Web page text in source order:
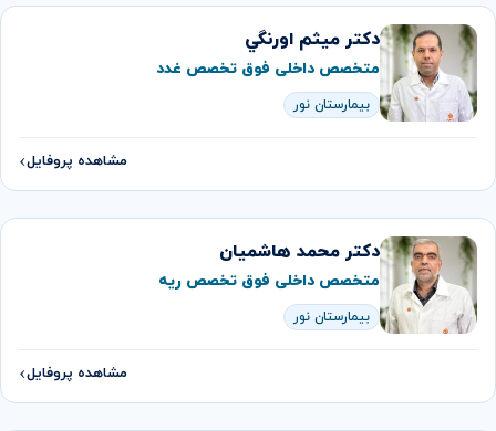
دکتر ميثم اورنگي
متخصص داخلی فوق تخصص غدد
بیمارستان نور
مشاهده پروفایل
دکتر محمد هاشمیان
متخصص داخلی فوق تخصص ريه
بیمارستان نور
مشاهده پروفایل